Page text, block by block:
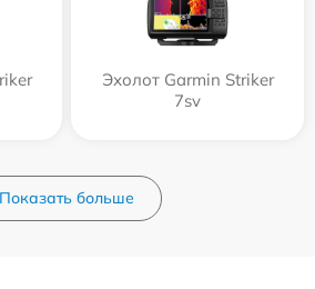
Эхолот Garmin Striker
7sv
Показать больше